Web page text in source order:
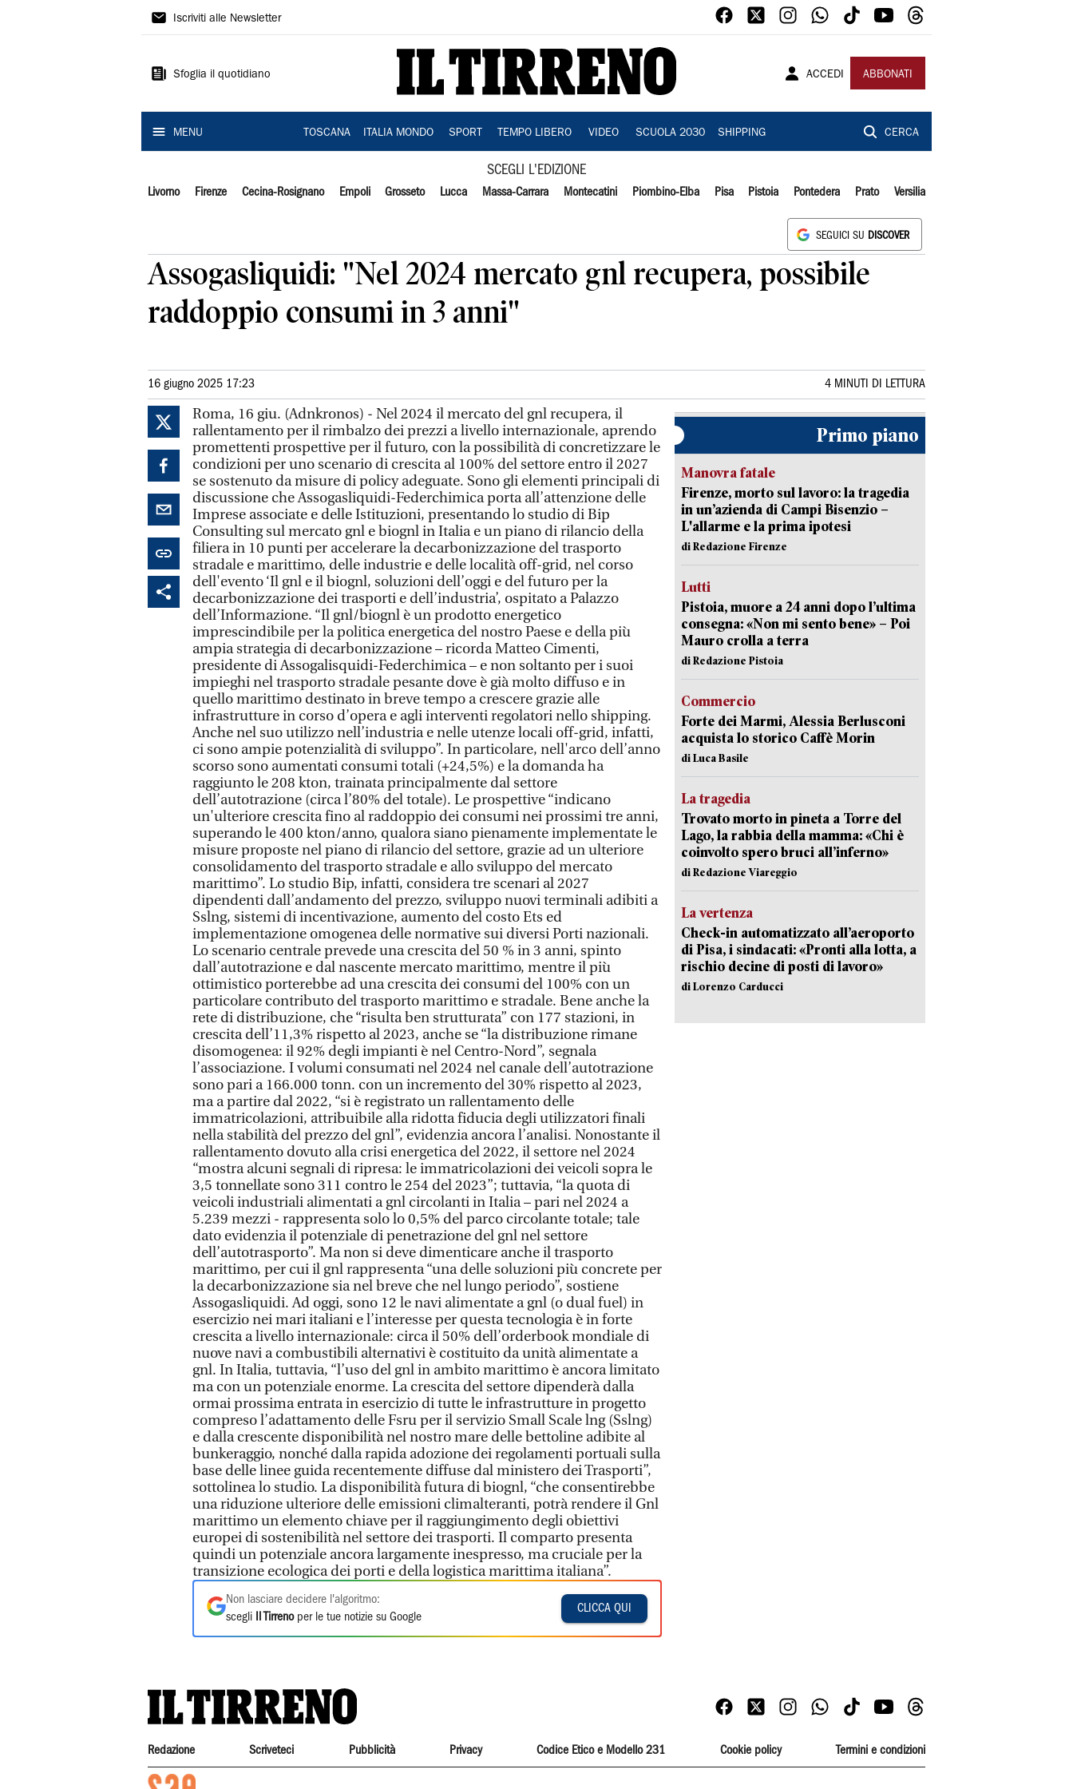
Il
Iscriviti alle Newsletter
Sfoglia il quotidiano ACCEDI ABBONATI
MENU TOSCANA ITALIA MONDO SPORT TEMPO LIBERO VIDEO SCUOLA 2030 SHIPPING CERCA
SCEGLI L'EDIZIONE
Livorno Firenze Cecina-Rosignano Empoli Grosseto Lucca Massa-Carrara Montecatini Piombino-Elba Pisa Pistoia Pontedera Prato Versilia
SEGUICI SU DISCOVER
Assogasliquidi: "Nel 2024 mercato gnl recupera, possibile
raddoppio consumi in 3 anni"
16 giugno 2025 17:23 4 MINUTI DI LETTURA
Roma, 16 giu. (Adnkronos) - Nel 2024 il mercato del gnl recupera, il
rallentamento per il rimbalzo dei prezzi a livello internazionale, aprendo
promettenti prospettive per il futuro, con la possibilità di concretizzare le
condizioni per uno scenario di crescita al 100% del settore entro il 2027
se sostenuto da misure di policy adeguate. Sono gli elementi principali di
discussione che Assogasliquidi-Federchimica porta all’attenzione delle
Imprese associate e delle Istituzioni, presentando lo studio di Bip
Consulting sul mercato gnl e biognl in Italia e un piano di rilancio della
filiera in 10 punti per accelerare la decarbonizzazione del trasporto
stradale e marittimo, delle industrie e delle località off-grid, nel corso
dell'evento ‘Il gnl e il biognl, soluzioni dell’oggi e del futuro per la
decarbonizzazione dei trasporti e dell’industria’, ospitato a Palazzo
dell’Informazione. “Il gnl/biognl è un prodotto energetico
imprescindibile per la politica energetica del nostro Paese e della più
ampia strategia di decarbonizzazione – ricorda Matteo Cimenti,
presidente di Assogalisquidi-Federchimica – e non soltanto per i suoi
impieghi nel trasporto stradale pesante dove è già molto diffuso e in
quello marittimo destinato in breve tempo a crescere grazie alle
infrastrutture in corso d’opera e agli interventi regolatori nello shipping.
Anche nel suo utilizzo nell’industria e nelle utenze locali off-grid, infatti,
ci sono ampie potenzialità di sviluppo”. In particolare, nell'arco dell’anno
scorso sono aumentati consumi totali (+24,5%) e la domanda ha
raggiunto le 208 kton, trainata principalmente dal settore
dell’autotrazione (circa l’80% del totale). Le prospettive “indicano
un'ulteriore crescita fino al raddoppio dei consumi nei prossimi tre anni,
superando le 400 kton/anno, qualora siano pienamente implementate le
misure proposte nel piano di rilancio del settore, grazie ad un ulteriore
consolidamento del trasporto stradale e allo sviluppo del mercato
marittimo”. Lo studio Bip, infatti, considera tre scenari al 2027
dipendenti dall’andamento del prezzo, sviluppo nuovi terminali adibiti a
Sslng, sistemi di incentivazione, aumento del costo Ets ed
implementazione omogenea delle normative sui diversi Porti nazionali.
Lo scenario centrale prevede una crescita del 50 % in 3 anni, spinto
dall’autotrazione e dal nascente mercato marittimo, mentre il più
ottimistico porterebbe ad una crescita dei consumi del 100% con un
particolare contributo del trasporto marittimo e stradale. Bene anche la
rete di distribuzione, che “risulta ben strutturata” con 177 stazioni, in
crescita dell’11,3% rispetto al 2023, anche se “la distribuzione rimane
disomogenea: il 92% degli impianti è nel Centro-Nord”, segnala
l’associazione. I volumi consumati nel 2024 nel canale dell’autotrazione
sono pari a 166.000 tonn. con un incremento del 30% rispetto al 2023,
ma a partire dal 2022, “si è registrato un rallentamento delle
immatricolazioni, attribuibile alla ridotta fiducia degli utilizzatori finali
nella stabilità del prezzo del gnl”, evidenzia ancora l’analisi. Nonostante il
rallentamento dovuto alla crisi energetica del 2022, il settore nel 2024
“mostra alcuni segnali di ripresa: le immatricolazioni dei veicoli sopra le
3,5 tonnellate sono 311 contro le 254 del 2023”; tuttavia, “la quota di
veicoli industriali alimentati a gnl circolanti in Italia – pari nel 2024 a
5.239 mezzi - rappresenta solo lo 0,5% del parco circolante totale; tale
dato evidenzia il potenziale di penetrazione del gnl nel settore
dell’autotrasporto”. Ma non si deve dimenticare anche il trasporto
marittimo, per cui il gnl rappresenta “una delle soluzioni più concrete per
la decarbonizzazione sia nel breve che nel lungo periodo”, sostiene
Assogasliquidi. Ad oggi, sono 12 le navi alimentate a gnl (o dual fuel) in
esercizio nei mari italiani e l’interesse per questa tecnologia è in forte
crescita a livello internazionale: circa il 50% dell’orderbook mondiale di
nuove navi a combustibili alternativi è costituito da unità alimentate a
gnl. In Italia, tuttavia, “l’uso del gnl in ambito marittimo è ancora limitato
ma con un potenziale enorme. La crescita del settore dipenderà dalla
ormai prossima entrata in esercizio di tutte le infrastrutture in progetto
compreso l’adattamento delle Fsru per il servizio Small Scale lng (Sslng)
e dalla crescente disponibilità nel nostro mare delle bettoline adibite al
bunkeraggio, nonché dalla rapida adozione dei regolamenti portuali sulla
base delle linee guida recentemente diffuse dal ministero dei Trasporti”,
sottolinea lo studio. La disponibilità futura di biognl, “che consentirebbe
una riduzione ulteriore delle emissioni climalteranti, potrà rendere il Gnl
marittimo un elemento chiave per il raggiungimento degli obiettivi
europei di sostenibilità nel settore dei trasporti. Il comparto presenta
quindi un potenziale ancora largamente inespresso, ma cruciale per la
transizione ecologica dei porti e della logistica marittima italiana”.
Non lasciare decidere l'algoritmo:
scegli
Il Tirrenoper le tue notizie su Google
CLICCA QUI
Primo piano
Manovra fatale
Firenze, morto sul lavoro: la tragedia
in un’azienda di Campi Bisenzio –
L'allarme e la prima ipotesi
di Redazione Firenze
Lutti
Pistoia, muore a 24 anni dopo l’ultima
consegna: «Non mi sento bene» – Poi
Mauro crolla a terra
di Redazione Pistoia
Commercio
Forte dei Marmi, Alessia Berlusconi
acquista lo storico Caffè Morin
di Luca Basile
La tragedia
Trovato morto in pineta a Torre del
Lago, la rabbia della mamma: «Chi è
coinvolto spero bruci all’inferno»
di Redazione Viareggio
La vertenza
Check-in automatizzato all’aeroporto
di Pisa, i sindacati: «Pronti alla lotta, a
rischio decine di posti di lavoro»
di Lorenzo Carducci
Redazione Scriveteci Pubblicità Privacy Codice Etico e Modello 231 Cookie policy Termini e condizioni